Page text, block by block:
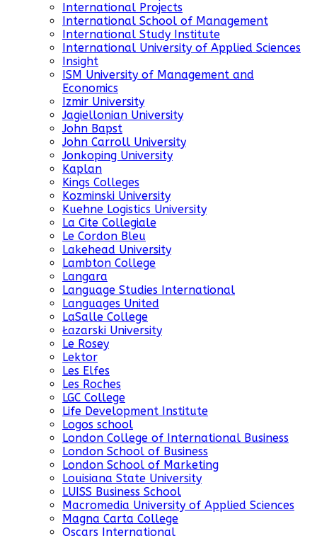
International Projects
International School of Management
International Study Institute
International University of Applied Sciences
Insight
ISM University of Management and
Economics
Izmir University
Jagiellonian University
John Bapst
John Carroll University
Jonkoping University
Kaplan
Kings Colleges
Kozminski University
Kuehne Logistics University
La Cite Collegiale
Le Cordon Bleu
Lakehead University
Lambton College
Langara
Language Studies International
Languages United
LaSalle College
Łazarski University
Le Rosey
Lektor
Les Elfes
Les Roches
LGC College
Life Development Institute
Logos school
London College of International Business
London School of Business
London School of Marketing
Louisiana State University
LUISS Business School
Macromedia University of Applied Sciences
Magna Carta College
Oscars International